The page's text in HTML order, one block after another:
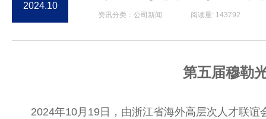
2024.10
资讯分类：公司新闻 阅读量: 143792 发
第五届穆勒
2024年10月 19 日，由浙江省海外高层次人才联